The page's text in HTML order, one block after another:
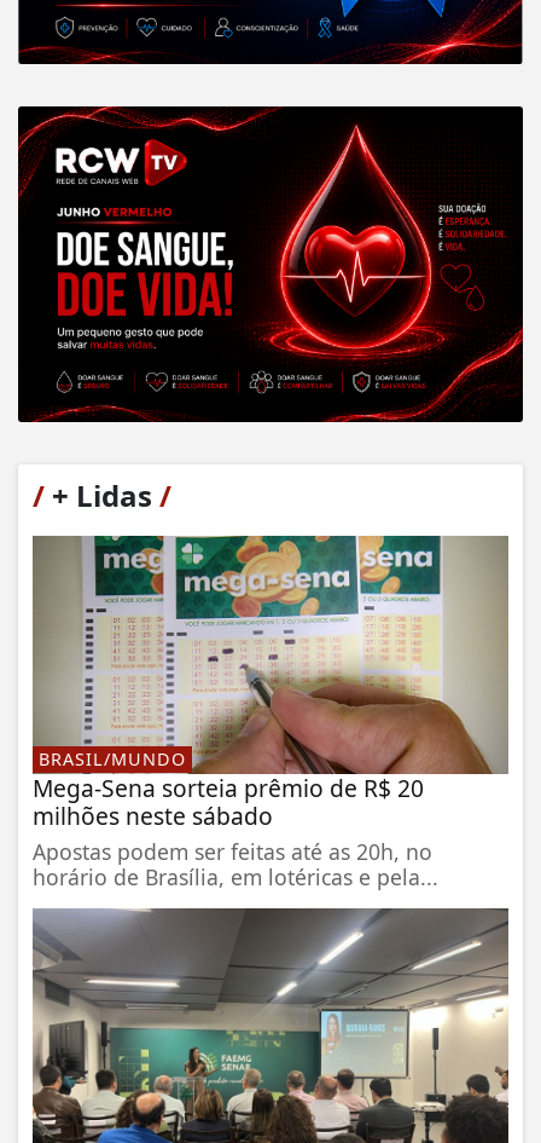
/ + Lidas /
BRASIL/MUNDO
Mega-Sena sorteia prêmio de R$ 20
milhões neste sábado
Apostas podem ser feitas até as 20h, no
horário de Brasília, em lotéricas e pela...